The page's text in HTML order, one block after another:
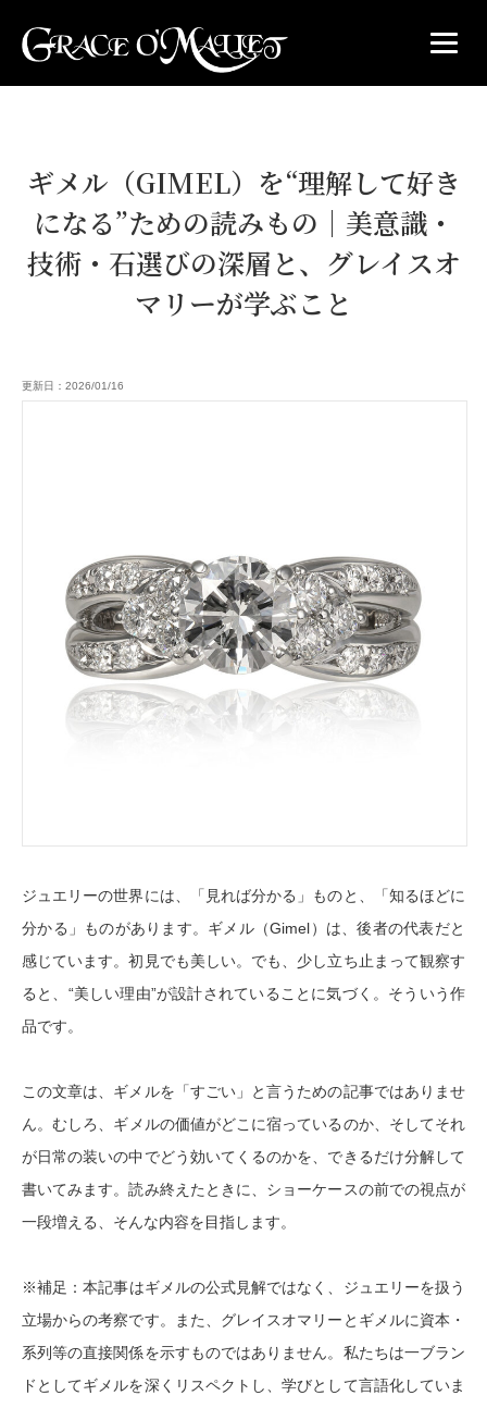
ギメル（GIMEL）を“理解して好き
になる”ための読みもの｜美意識・
技術・石選びの深層と、グレイスオ
マリーが学ぶこと
更新日：2026/01/16
ジュエリーの世界には、「見れば分かる」ものと、「知るほどに
分かる」ものがあります。ギメル（Gimel）は、後者の代表だと
感じています。初見でも美しい。でも、少し立ち止まって観察す
ると、“美しい理由”が設計されていることに気づく。そういう作
品です。
この文章は、ギメルを「すごい」と言うための記事ではありませ
ん。むしろ、 ギメルの価値がどこに宿っているのか、そしてそれ
が日常の装いの中でどう効いてくるのかを、できるだけ分解して
書いてみます。読み終えたときに、ショーケースの前での視点が
一段増える、そんな内容を目指します。
※補足：本記事はギメルの公式見解ではなく、ジュエリーを扱う
立場からの考察です。また、グレイスオマリーとギメルに資本・
系列等の直接関係を示すものではありません。私たちは一ブラン
ドとしてギメルを深くリスペクトし、学びとして言語化していま